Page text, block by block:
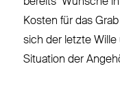
bereits Wünsche
Kosten für das
sich der letzte Wille
Situation der